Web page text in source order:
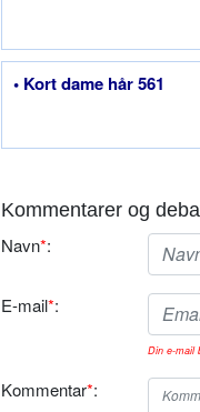
• Kort dame hår 561
Kommentarer og
Navn*:
E-mail*:
Din e-mail
Kommentar*: